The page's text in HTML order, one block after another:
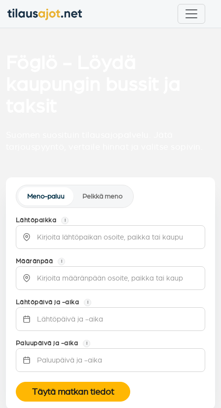
Meno-paluu Pelkkä meno
Lähtöpaikka i
Määränpää i
Lähtöpäivä ja -aika i
Paluupäivä ja -aika i
Täytä matkan tiedot